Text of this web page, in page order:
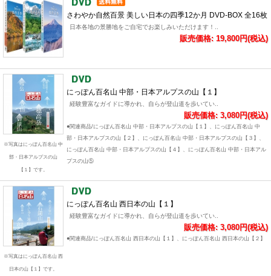
さわやか自然百景 美しい日本の四季12か月 DVD-BOX 全16枚
日本各地の景勝地をご自宅でお楽しみいただけます！..
販売価格: 19,800円(税込)
※写真はにっぽん百名山 中
部・日本アルプスの山
【１】です。
にっぽん百名山 中部・日本アルプスの山【１】
経験豊富なガイドに導かれ、自らが登山道を歩いてい..
販売価格: 3,080円(税込)
●関連商品/にっぽん百名山 中部・日本アルプスの山【１】、にっぽん百名山 中
部・日本アルプスの山【２】、にっぽん百名山 中部・日本アルプスの山【３】、
にっぽん百名山 中部・日本アルプスの山【４】、にっぽん百名山 中部・日本アル
プスの山⑤
※写真はにっぽん百名山 西
日本の山【１】です。
にっぽん百名山 西日本の山【１】
経験豊富なガイドに導かれ、自らが登山道を歩いてい..
販売価格: 3,080円(税込)
●関連商品/にっぽん百名山 西日本の山【１】、にっぽん百名山 西日本の山【２】